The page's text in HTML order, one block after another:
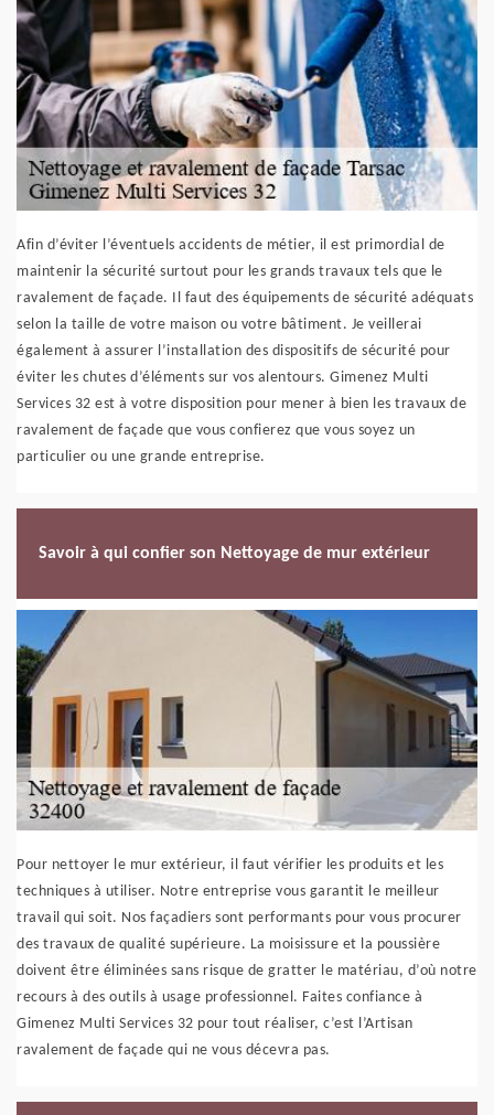
Afin d’éviter l’éventuels accidents de métier, il est primordial de
maintenir la sécurité surtout pour les grands travaux tels que le
ravalement de façade. Il faut des équipements de sécurité adéquats
selon la taille de votre maison ou votre bâtiment. Je veillerai
également à assurer l’installation des dispositifs de sécurité pour
éviter les chutes d’éléments sur vos alentours. Gimenez Multi
Services 32 est à votre disposition pour mener à bien les travaux de
ravalement de façade que vous confierez que vous soyez un
particulier ou une grande entreprise.
Savoir à qui confier son Nettoyage de mur extérieur
Pour nettoyer le mur extérieur, il faut vérifier les produits et les
techniques à utiliser. Notre entreprise vous garantit le meilleur
travail qui soit. Nos façadiers sont performants pour vous procurer
des travaux de qualité supérieure. La moisissure et la poussière
doivent être éliminées sans risque de gratter le matériau, d’où notre
recours à des outils à usage professionnel. Faites confiance à
Gimenez Multi Services 32 pour tout réaliser, c’est l’Artisan
ravalement de façade qui ne vous décevra pas.